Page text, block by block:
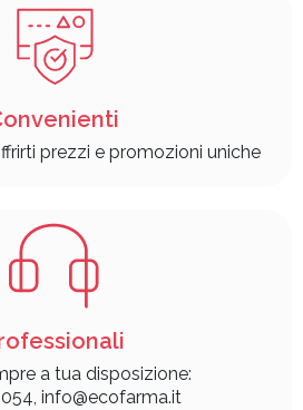
prezzi e promozioni uniche
a tua disposizione:
info@ecofarma.it